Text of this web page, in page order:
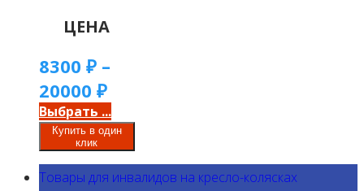
ЦЕНА
8300 ₽ –
20000 ₽
Выбрать ...
Купить в один
клик
Товары для инвалидов на кресло-колясках